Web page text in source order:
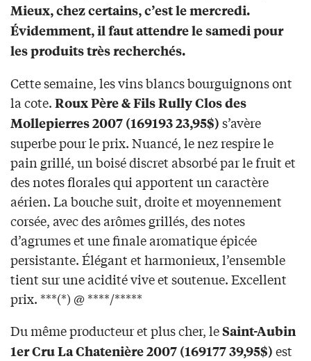
Mieux, chez certains, c’est le mercredi.
Évidemment, il faut attendre le samedi pour
les produits très recherchés.
Cette semaine, les vins blancs bourguignons ont
la cote. Roux Père & Fils Rully Clos des
Mollepierres 2007 (169193 23,95$) s’avère
superbe pour le prix. Nuancé, le nez respire le
pain grillé, un boisé discret absorbé par le fruit et
des notes florales qui apportent un caractère
aérien. La bouche suit, droite et moyennement
corsée, avec des arômes grillés, des notes
d’agrumes et une finale aromatique épicée
persistante. Élégant et harmonieux, l’ensemble
tient sur une acidité vive et soutenue. Excellent
prix. ***(*) @ ****/*****
Du même producteur et plus cher, leSaint-Aubin
1er Cru La Chatenière 2007 (169177 39,95$) est